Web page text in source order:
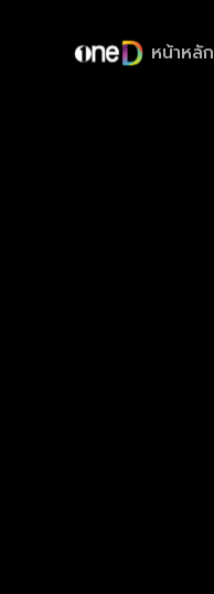
หน้าหลัก